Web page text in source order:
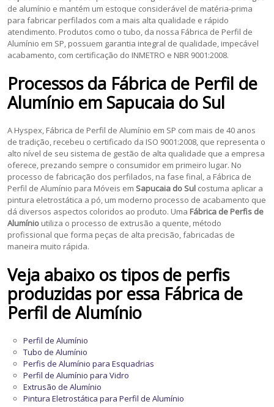
de alumínio e mantém um estoque considerável de matéria-prima
para fabricar perfilados com a mais alta qualidade e rápido
atendimento. Produtos como o tubo, da nossa Fábrica de Perfil de
Alumínio em SP, possuem garantia integral de qualidade, impecável
acabamento, com certificação do INMETRO e NBR 9001:2008.
Processos da Fábrica de Perfil de
Alumínio em Sapucaia do Sul
A Hyspex, Fábrica de Perfil de Alumínio em SP com mais de 40 anos
de tradição, recebeu o certificado da ISO 9001:2008, que representa o
alto nível de seu sistema de gestão de alta qualidade que a empresa
oferece, prezando sempre o consumidor em primeiro lugar. No
processo de fabricação dos perfilados, na fase final, a Fábrica de
Perfil de Alumínio para Móveis em Sapucaia do Sul costuma aplicar a
pintura eletrostática a pó, um moderno processo de acabamento que
dá diversos aspectos coloridos ao produto. Uma Fábrica de Perfis de
Alumínio utiliza o processo de extrusão a quente, método
profissional que forma peças de alta precisão, fabricadas de
maneira muito rápida.
Veja abaixo os tipos de perfis
produzidas por essa Fábrica de
Perfil de Alumínio
Perfil de Alumínio
Tubo de Alumínio
Perfis de Alumínio para Esquadrias
Perfil de Alumínio para Vidro
Extrusão de Alumínio
Pintura Eletrostática para Perfil de Alumínio